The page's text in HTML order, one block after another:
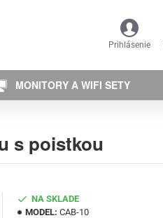
Prihlásenie
MONITORY A WIFI SETY
s poistkou
NA SKLADE
MODEL: CAB-10